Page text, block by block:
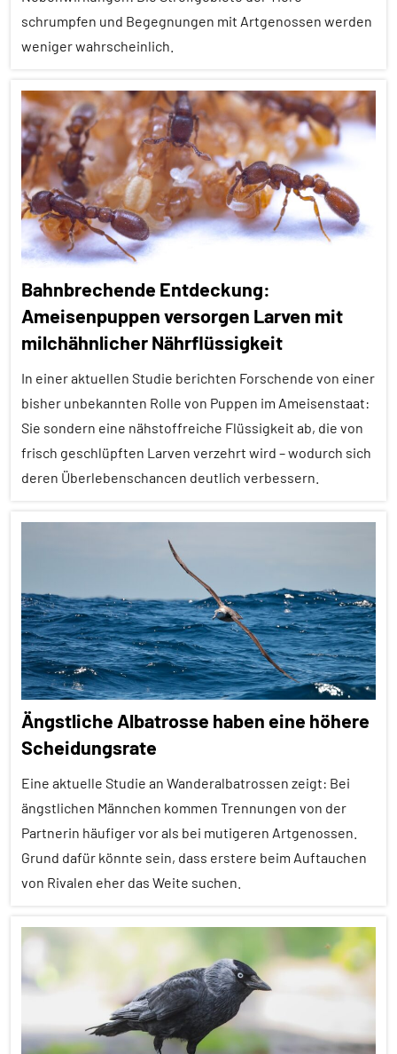
schrumpfen und Begegnungen mit Artgenossen werden
weniger wahrscheinlich.
Alle
Artikel
Alle
Themen
Alle
Tiergruppen
Forschung
aktuell
Klimawandel
und
Einflüsse
Soziale
Organisation
Bahnbrechende Entdeckung:
Ameisenpuppen versorgen Larven mit
milchähnlicher Nährflüssigkeit
In einer aktuellen Studie berichten Forschende von einer
bisher unbekannten Rolle von Puppen im Ameisenstaat:
Sie sondern eine nähstoffreiche Flüssigkeit ab, die von
frisch geschlüpften Larven verzehrt wird – wodurch sich
deren Überlebenschancen deutlich verbessern.
Themen
Alle
Tiergruppen
Altruismus
Brutpflege
aktuell
Insekten
Sozialverhalten
Ängstliche Albatrosse haben eine höhere
Scheidungsrate
Eine aktuelle Studie an Wanderalbatrossen zeigt: Bei
ängstlichen Männchen kommen Trennungen von der
Partnerin häufiger vor als bei mutigeren Artgenossen.
Grund dafür könnte sein, dass erstere beim Auftauchen
von Rivalen eher das Weite suchen.
Alle
Alle
Alle